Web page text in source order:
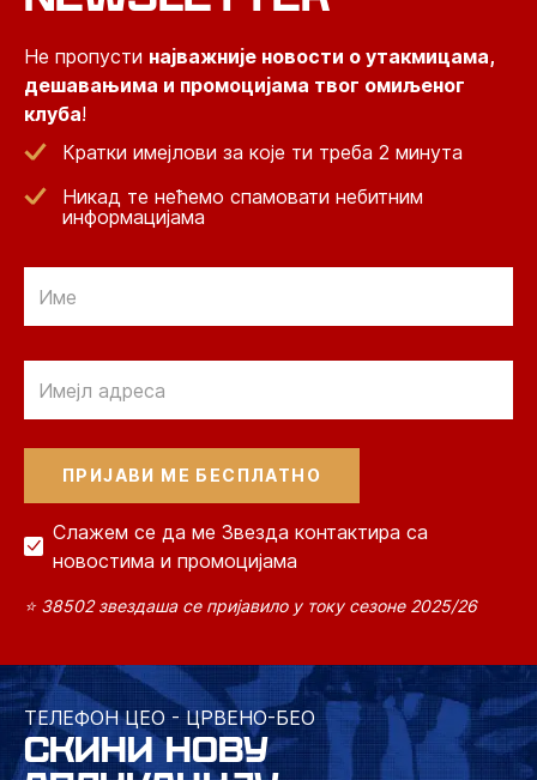
Не пропусти најважније новости о утакмицама,
дешавањима и промоцијама твог омиљеног
клуба!
Кратки имејлови за које ти треба 2 минута
Никад те нећемо спамовати небитним
информацијама
Слажем се да ме Звезда контактира са
новостима и промоцијама
⭐ 38502 звездаша се пријавило у току сезоне 2025/26
ТЕЛЕФОН ЦЕО - ЦРВЕНО-БЕО
СКИНИ НОВУ